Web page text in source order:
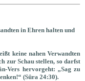
in Ehren halten und
keine nahen Verwandten
zur Schau stellen, so darfst
Vers hervorgeht: „Sag zu
(Sûra 24:30).